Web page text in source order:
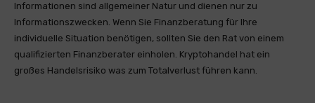
Informationen sind allgemeiner Natur und dienen nur zu
Informationszwecken. Wenn Sie Finanzberatung für Ihre
individuelle Situation benötigen, sollten Sie den Rat von einem
qualifizierten Finanzberater einholen. Kryptohandel hat ein
großes Handelsrisiko was zum Totalverlust führen kann.